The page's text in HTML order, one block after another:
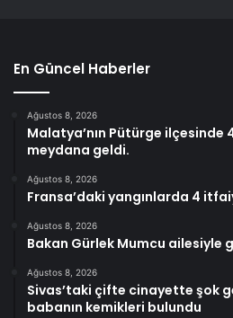
En Güncel Haberler
Ağustos 8, 2026
Malatya’nın Pütürge ilçesinde
meydana geldi.
Ağustos 8, 2026
Fransa’daki yangınlarda 4
Ağustos 8, 2026
Bakan Gürlek Mumcu ailesiyle
Ağustos 8, 2026
Sivas’taki çifte cinayette şok
babanın kemikleri bulundu